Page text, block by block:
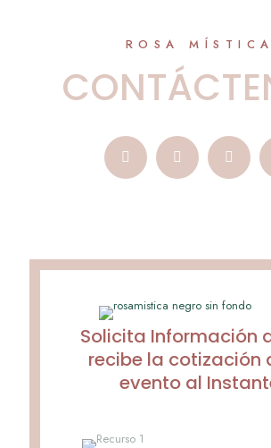
ROSA MÍSTICA
Solicita Información
recibe la cotización
evento al